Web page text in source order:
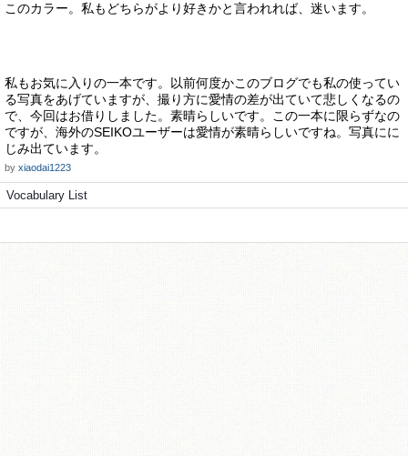
このカラー。私もどちらがより好きかと言われれば、迷います。
私もお気に入りの一本です。以前何度かこのブログでも私の使ってい
る写真をあげていますが、撮り方に愛情の差が出ていて悲しくなるの
で、今回はお借りしました。素晴らしいです。この一本に限らずなの
ですが、海外のSEIKOユーザーは愛情が素晴らしいですね。写真にに
じみ出ています。
by xiaodai1223
Vocabulary List